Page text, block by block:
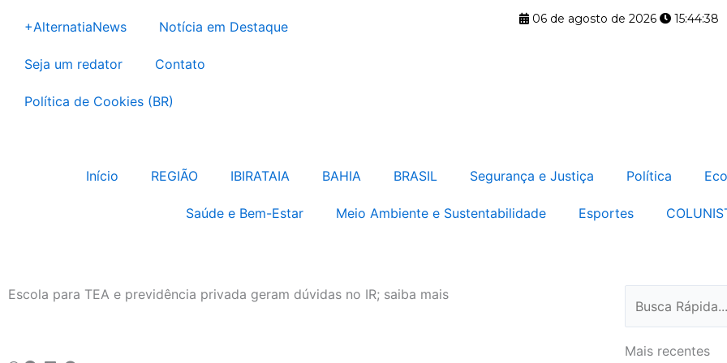
para
conteúdo
+AlternatiaNews Notícia em Destaque
Seja um redator Contato
Política de Cookies (BR)
06 de agosto de 2026 15:44:39
Início REGIÃO IBIRATAIA BAHIA BRASIL Segurança e Justiça Política
Saúde e Bem-Estar Meio Ambiente e Sustentabilidade Esportes
Escola para TEA e previdência privada geram dúvidas no IR; saiba mais
Mais recentes